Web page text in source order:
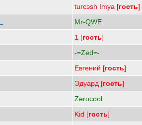
turcэsh Imya [гость]
Mr-QWE
1 [гость]
-=Zed=-
Евгений [гость]
Эдуард [гость]
Zerocool
Kid [гость]